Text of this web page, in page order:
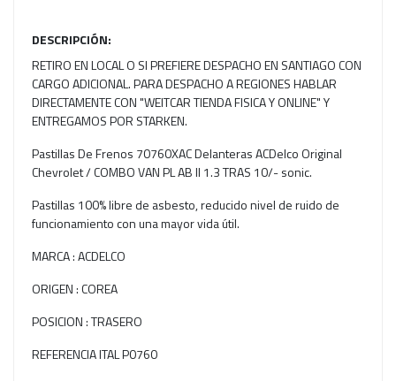
DESCRIPCIÓN:
RETIRO EN LOCAL O SI PREFIERE DESPACHO EN SANTIAGO CON
CARGO ADICIONAL. PARA DESPACHO A REGIONES HABLAR
DIRECTAMENTE CON "WEITCAR TIENDA FISICA Y ONLINE" Y
ENTREGAMOS POR STARKEN.
Pastillas De Frenos 70760XAC Delanteras ACDelco Original
Chevrolet / COMBO VAN PL AB II 1.3 TRAS 10/- sonic.
Pastillas 100% libre de asbesto, reducido nivel de ruido de
funcionamiento con una mayor vida útil.
MARCA : ACDELCO
ORIGEN : COREA
POSICION : TRASERO
REFERENCIA ITAL P0760